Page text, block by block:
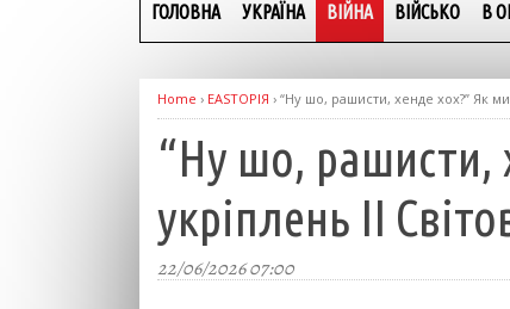
ГОЛОВНА УКРАЇНА ВІЙНА ВІЙСЬКО В
Home › EASTОРІЯ › “Ну шо, рашисти, хенде хох?” Як ми
“Ну шо, рашисти,
укріплень ІІ
22/06/2026 07:00